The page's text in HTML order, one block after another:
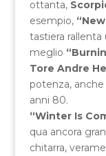
ottanta,
esempio,“New
tastiera rallenta
meglio
Tore Andre
potenza, anche
anni 80.
“Winter Is
qua ancora
chitarra,